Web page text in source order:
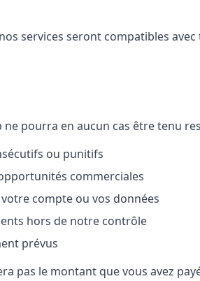
services seront compatibles avec
pourra en aucun cas être tenu
ou punitifs
commerciales
compte ou vos données
hors de notre contrôle
prévus
pas le montant que vous avez